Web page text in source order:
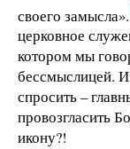
своего замысла».
церковное
котором мы
бессмыслицей. И
спросить –
провозгласить
икону?!